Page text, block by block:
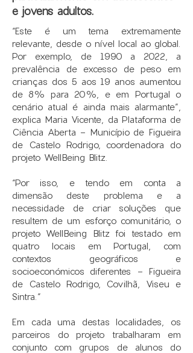
e jovens adultos.
“Este é um tema extremamente
relevante, desde o nível local ao global.
Por exemplo, de 1990 a 2022, a
prevalência de excesso de peso em
crianças dos 5 aos 19 anos aumentou
de 8% para 20%, e em Portugal o
cenário atual é ainda mais alarmante”,
explica Maria Vicente, da Plataforma de
Ciência Aberta - Município de Figueira
de Castelo Rodrigo, coordenadora do
projeto WellBeing Blitz.
“Por isso, e tendo em conta a
dimensão deste problema e a
necessidade de criar soluções que
resultem de um esforço comunitário, o
projeto WellBeing Blitz foi testado em
quatro locais em Portugal, com
contextos geográficos e
socioeconómicos diferentes - Figueira
de Castelo Rodrigo, Covilhã, Viseu e
Sintra.”​
Em cada uma destas localidades, os
parceiros do projeto trabalharam em
conjunto com grupos de alunos do